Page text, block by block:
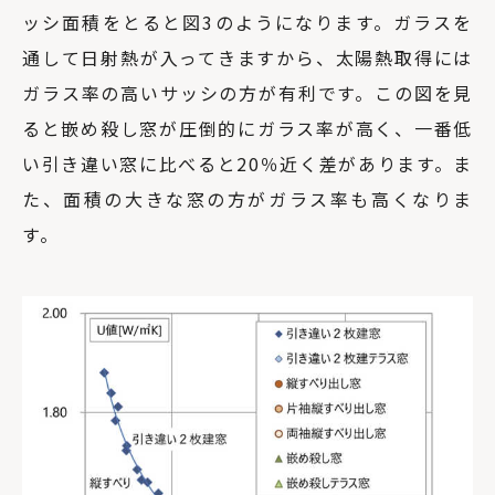
ッシ面積をとると図3のようになります。ガラスを
通して日射熱が入ってきますから、太陽熱取得には
ガラス率の高いサッシの方が有利です。この図を見
ると嵌め殺し窓が圧倒的にガラス率が高く、一番低
い引き違い窓に比べると20％近く差があります。ま
た、面積の大きな窓の方がガラス率も高くなりま
す。